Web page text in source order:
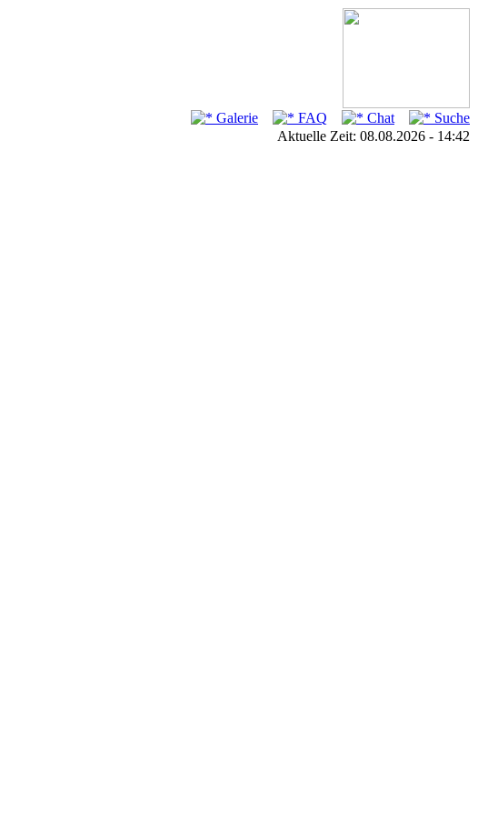
Galerie FAQ Chat
Suche
Aktuelle Zeit: 08.08.2026 - 14:42